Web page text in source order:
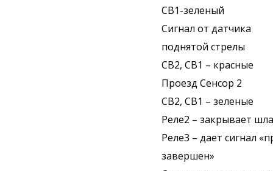
СВ1-зеленый
Сигнал от датчика
поднятой стрелы
СВ2, СВ1 – красные
Проезд Сенсор 2
СВ2, СВ1 – зеленые
Реле2 – закрывает
Реле3 – дает сигнал
завершен»